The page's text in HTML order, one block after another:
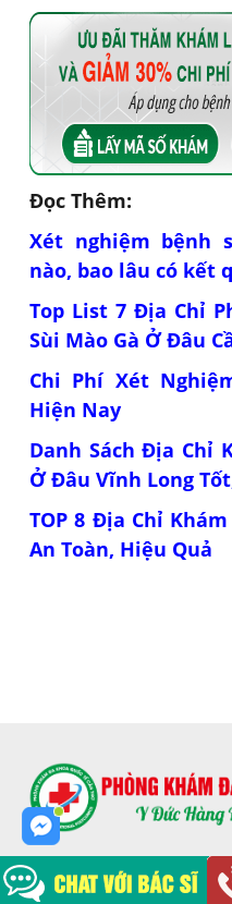
Đọc Thêm:
Xét nghiệm bệnh
nào, bao lâu có kết
Top List 7 Địa Chỉ
Sùi Mào Gà Ở Đâu
Chi Phí Xét
Hiện Nay
Danh Sách Địa Chỉ
Ở Đâu Vĩnh Long
TOP 8 Địa Chỉ
An Toàn, Hiệu Quả
© Đa Khoa QT Cần